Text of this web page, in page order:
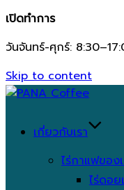
เปิดทำการ
วันจันทร์-ศุกร์:
Skip to content
เกี่ยวกับเรา
ไร่กาแฟของ
ไร่ดอย